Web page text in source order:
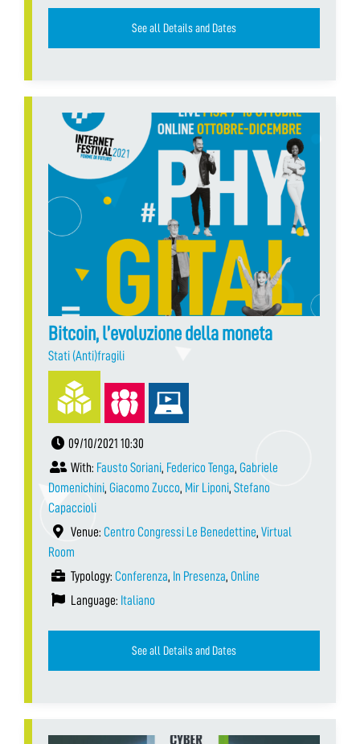
See all Details and Dates
Bitcoin, l’evoluzione della moneta
Stati (Anti)fragili
09/10/2021 10:30
With: Fausto Soriani, Federico Tenga, Gabriele
Domenichini, Giacomo Zucco, Mir Liponi, Stefano
Capaccioli
Venue: Centro Congressi Le Benedettine, Virtual
Room
Typology: Conferenza, In Presenza, Online
Language: Italiano
See all Details and Dates